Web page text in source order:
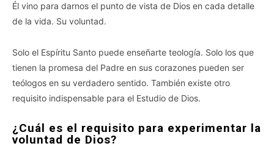
Él vino para darnos el punto de vista de Dios en cada detalle
de la vida. Su voluntad.
Solo el Espíritu Santo puede enseñarte teología. Solo los que
tienen la promesa del Padre en sus corazones pueden ser
teólogos en su verdadero sentido. También existe otro
requisito indispensable para el Estudio de Dios.
¿Cuál es el requisito para experimentar la
voluntad de Dios?